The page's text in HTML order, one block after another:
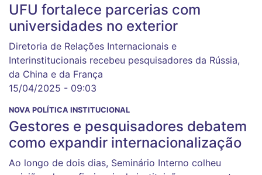
UFU fortalece parcerias com
universidades no exterior
Diretoria de Relações Internacionais e
Interinstitucionais recebeu pesquisadores da Rússia,
da China e da França
15/04/2025 - 09:03
NOVA POLÍTICA INSTITUCIONAL
Gestores e pesquisadores debatem
como expandir internacionalização
Ao longo de dois dias, Seminário Interno colheu